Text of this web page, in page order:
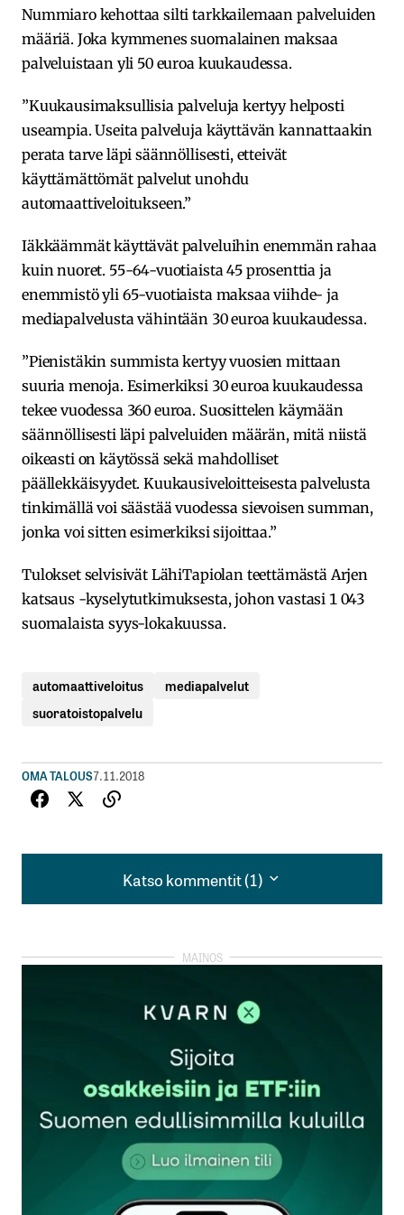
Nummiaro kehottaa silti tarkkailemaan palveluiden
määriä. Joka kymmenes suomalainen maksaa
palveluistaan yli 50 euroa kuukaudessa.
”Kuukausimaksullisia palveluja kertyy helposti
useampia. Useita palveluja käyttävän kannattaakin
perata tarve läpi säännöllisesti, etteivät
käyttämättömät palvelut unohdu
automaattiveloitukseen.”
Iäkkäämmät käyttävät palveluihin enemmän rahaa
kuin nuoret. 55-64-vuotiaista 45 prosenttia ja
enemmistö yli 65-vuotiaista maksaa viihde- ja
mediapalvelusta vähintään 30 euroa kuukaudessa.
”Pienistäkin summista kertyy vuosien mittaan
suuria menoja. Esimerkiksi 30 euroa kuukaudessa
tekee vuodessa 360 euroa. Suosittelen käymään
säännöllisesti läpi palveluiden määrän, mitä niistä
oikeasti on käytössä sekä mahdolliset
päällekkäisyydet. Kuukausiveloitteisesta palvelusta
tinkimällä voi säästää vuodessa sievoisen summan,
jonka voi sitten esimerkiksi sijoittaa.”
Tulokset selvisivät LähiTapiolan teettämästä Arjen
katsaus -kyselytutkimuksesta, johon vastasi 1 043
suomalaista syys-lokakuussa.
automaattiveloitus
mediapalvelut
suoratoistopalvelu
OMA TALOUS7.11.2018
Katso kommentit (1)
Katso kommentit (1)
päällekkäisyyksiä tai yllätyksiä sen suhteen
kyseiseen pakettiin. Toisaalta kuukausittainen
tilaus voi jäädä vahingossa päälle, kun ei muista
tarjonta läpi ja valita itselle sopiva kokonaisuus ja
laittaa itselle vaikka heti muistutus puhelimeen
valmiiksi, kun tilaus tulee taas perua.
Outi
14.11.2018 at 13:41